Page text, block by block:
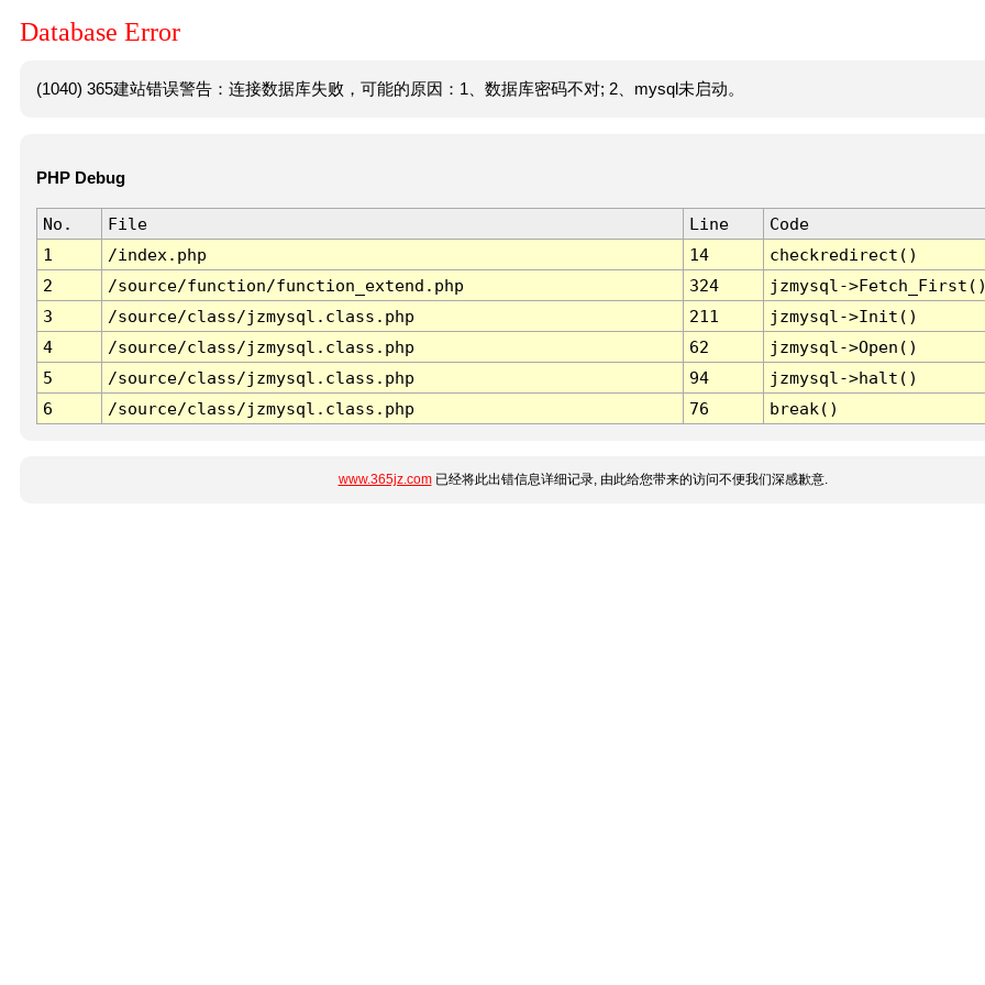
Database Error
(1040) 365建站错误警告：连接数据库失败，可能的原因：1、数据库密码不对; 2、mysql未启动。
PHP Debug
No. File Line
Code
1
/index.php 14
checkredirect()
2
/source/function/function_extend.php 324
jzmysql-
3
/source/class/jzmysql.class.php 211
jzmysql->Init()
4
/source/class/jzmysql.class.php 62
jzmysql->Open()
5
/source/class/jzmysql.class.php 94
jzmysql->halt()
6
/source/class/jzmysql.class.php 76 break()
www.365jz.com已经将此出错信息详细记录, 由此给您带来的访问不便我们深感歉意.